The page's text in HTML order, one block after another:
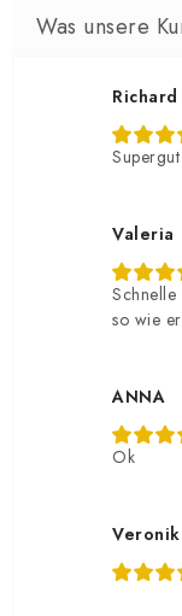
Supergut
Valeria
so wie
ANNA
Ok